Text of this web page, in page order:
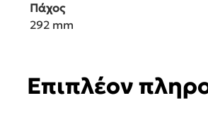
Πάχος
292 mm
Επιπλέον